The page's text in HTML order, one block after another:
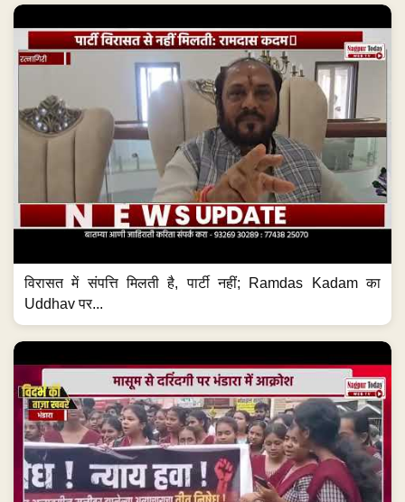
विरासत में संपत्ति मिलती है, पार्टी नहीं; Ramdas Kadam का
Uddhav पर...